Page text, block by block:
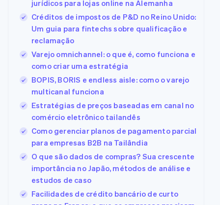
jurídicos para lojas online na Alemanha
Créditos de impostos de P&D no Reino Unido:
Um guia para fintechs sobre qualificação e
reclamação
Varejo omnichannel: o que é, como funciona e
como criar uma estratégia
BOPIS, BORIS e endless aisle: como o varejo
multicanal funciona
Estratégias de preços baseadas em canal no
comércio eletrônico tailandês
Como gerenciar planos de pagamento parcial
para empresas B2B na Tailândia
O que são dados de compras? Sua crescente
importância no Japão, métodos de análise e
estudos de caso
Facilidades de crédito bancário de curto